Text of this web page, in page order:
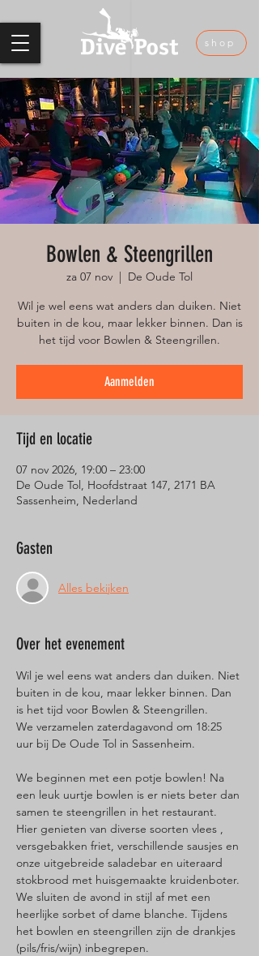
shop
Bowlen & Steengrillen
za 07 nov
  |
De Oude Tol
Wil je wel eens wat anders dan duiken. Niet
buiten in de kou, maar lekker binnen. Dan is
het tijd voor Bowlen & Steengrillen.
Aanmelden
Tijd en locatie
07 nov 2026, 19:00 – 23:00
De Oude Tol, Hoofdstraat 147, 2171 BA
Sassenheim, Nederland
Gasten
Alles bekijken
Over het evenement
Wil je wel eens wat anders dan duiken. Niet
buiten in de kou, maar lekker binnen. Dan
is het tijd voor Bowlen & Steengrillen.
We verzamelen zaterdagavond om 18:25
uur bij De Oude Tol in Sassenheim.
We beginnen met een potje bowlen! Na
een leuk uurtje bowlen is er niets beter dan
samen te steengrillen in het restaurant.
Hier genieten van diverse soorten vlees ,
versgebakken friet, verschillende sausjes en
onze uitgebreide saladebar en uiteraard
stokbrood met huisgemaakte kruidenboter.
We sluiten de avond in stijl af met een
heerlijke sorbet of dame blanche. Tijdens
het bowlen en steengrillen zijn de drankjes
(pils/fris/wijn) inbegrepen.